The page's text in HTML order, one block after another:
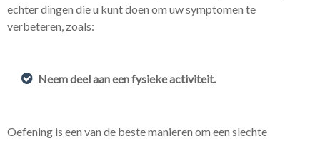
echter dingen die u kunt doen om uw symptomen te
verbeteren, zoals:
Neem deel aan een fysieke activiteit.
Oefening is een van de beste manieren om een ​​slechte